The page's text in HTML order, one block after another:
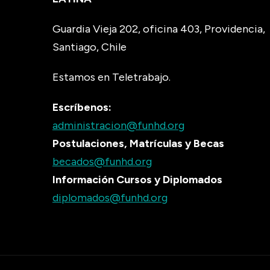
Guardia Vieja 202, oficina 403, Providencia,
Santiago, Chile
Estamos en Teletrabajo.
Escríbenos:
administracion@funhd.org
Postulaciones, Matrículas y Becas
becados@funhd.org
Información Cursos y Diplomados
diplomados@funhd.org